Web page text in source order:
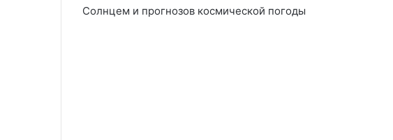
Солнцем и прогнозов космической погоды